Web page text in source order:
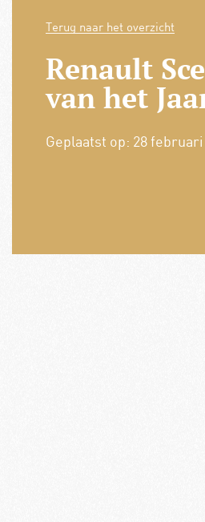
Terug naar het overzicht
Renault
van het
Geplaatst op: 28 februari